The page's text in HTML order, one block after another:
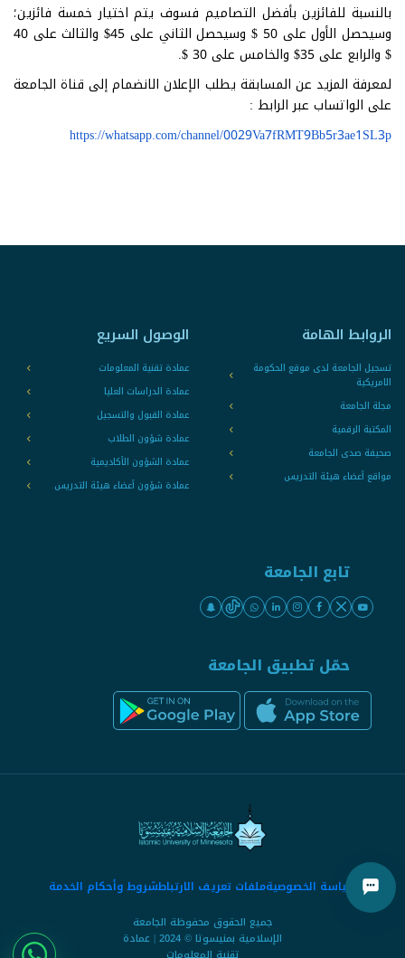
بالنسبة للفائزين بأفضل التصاميم فسوف يتم اختيار خمسة فائزين؛
وسيحصل الأول على 50 $ وسيحصل الثاني على 45$ والثالث على 40
$ والرابع على 35$ والخامس على 30 $.
لمعرفة المزيد عن المسابقة يطلب الإعلان الانضمام إلى قناة الجامعة
على الواتساب عبر الرابط :
https://whatsapp.com/channel/0029Va7fRMT9Bb5r3ae1SL3p
الروابط الهامة
تسجيل الجامعة لدى موقع الحكومة
الامريكية
مجلة الجامعة
المكتبة الرقمية
صحيفة صدى الجامعة
مواقع أعضاء هيئة التدريس
الوصول السريع
عمادة تقنية المعلومات
عمادة الدراسات العليا
عمادة القبول والتسجيل
عمادة شؤون الطلاب
عمادة الشؤون الأكاديمية
عمادة شؤون أعضاء هيئة التدريس
تابع الجامعة
حمّل تطبيق الجامعة
سياسة الخصوصيةملفات تعريف الارتباطشروط وأحكام الخدمة
جميع الحقوق محفوظة الجامعة
الإسلامية بمنيسوتا © 2024 | عمادة